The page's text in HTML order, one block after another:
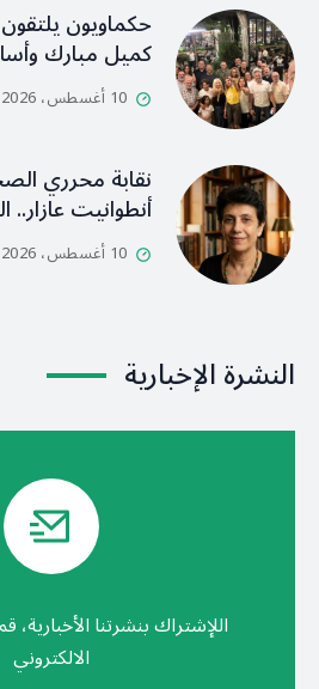
حكماويون
كميل مبارك
10 أغسطس، 2026
نقابة محرري
أنطوانيت
10 أغسطس، 2026
النشرة الإخبارية
اللإشتراك بنشرتنا
الالكتروني